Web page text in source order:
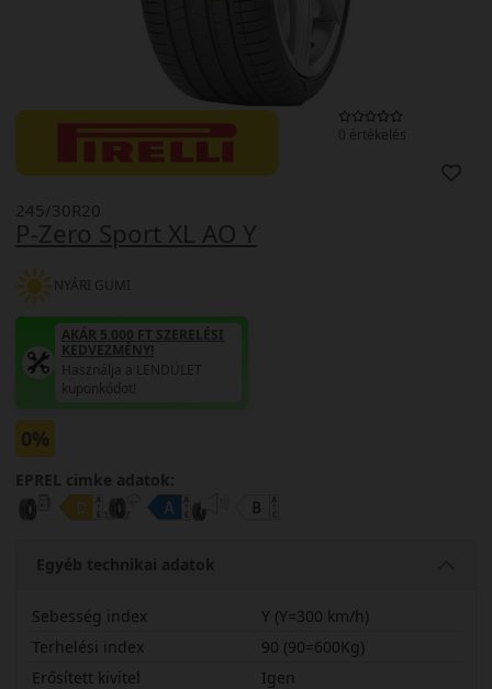
0 értékelés
P-Zero Sport XL AO Y
245/30R20
NYÁRI GUMI
AKÁR 5.000 FT SZERELÉSI
KEDVEZMÉNY!
Használja a LENDÜLET
kuponkódot!
0%
EPREL cimke adatok:
Egyéb technikai adatok
Sebesség index
Y (Y=300 km/h)
Terhelési index
90 (90=600Kg)
Erősített kivitel
Igen